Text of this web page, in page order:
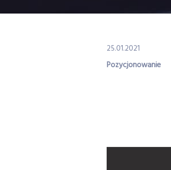
25.01.2021
Pozycjonowanie